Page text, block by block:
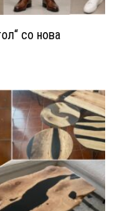
со нова